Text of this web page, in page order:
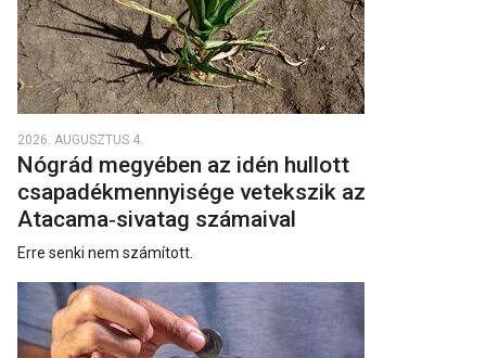
2026. AUGUSZTUS 4.
Nógrád megyében az idén hullott
csapadékmennyisége vetekszik az
Atacama‑sivatag számaival
Erre senki nem számított.